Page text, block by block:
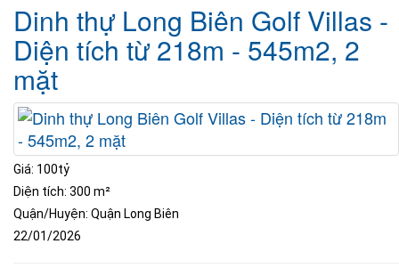
Dinh thự Long Biên Golf Villas -
Diện tích từ 218m - 545m2, 2
mặt
Giá: 100tỷ
Diện tích: 300 m²
Quận/Huyện: Quận Long Biên
22/01/2026